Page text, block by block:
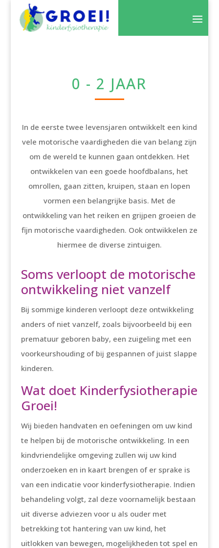
0 - 2 JAAR
In de eerste twee levensjaren ontwikkelt een kind
vele motorische vaardigheden die van belang zijn
om de wereld te kunnen gaan ontdekken. Het
ontwikkelen van een goede hoofdbalans, het
omrollen, gaan zitten, kruipen, staan en lopen
vormen een belangrijke basis. Met de
ontwikkeling van het reiken en grijpen groeien de
fijn motorische vaardigheden. Ook ontwikkelen ze
hiermee de diverse zintuigen.
Soms verloopt de motorische
ontwikkeling niet vanzelf
Bij sommige kinderen verloopt deze ontwikkeling
anders of niet vanzelf, zoals bijvoorbeeld bij een
prematuur geboren baby, een zuigeling met een
voorkeurshouding of bij gespannen of juist slappe
kinderen.
Wat doet Kinderfysiotherapie
Groei!
Wij bieden handvaten en oefeningen om uw kind
te helpen bij de motorische ontwikkeling. In een
kindvriendelijke omgeving zullen wij uw kind
onderzoeken en in kaart brengen of er sprake is
van een indicatie voor kinderfysiotherapie. Indien
behandeling volgt, zal deze voornamelijk bestaan
uit diverse adviezen voor u als ouder met
betrekking tot hantering van uw kind, het
uitlokken van bewegen, mogelijkheden tot spel en